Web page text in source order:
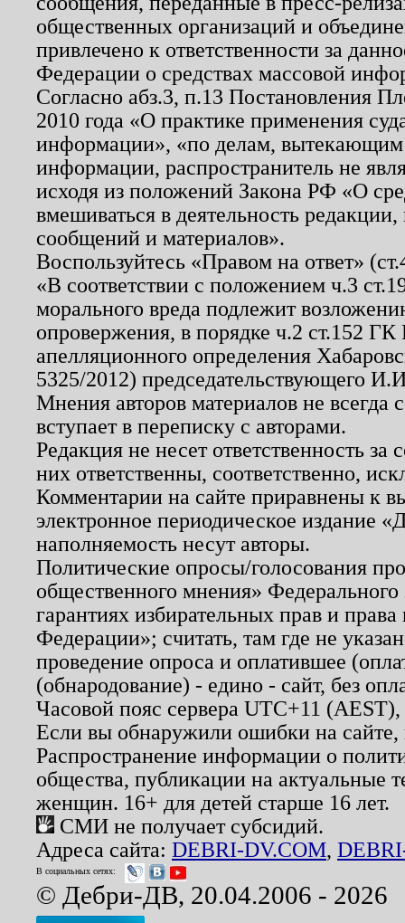
общественных организаций и
привлечено к ответственности за
Федерации о средствах массовой
Согласно абз.3, п.13 Постановления
2010 года «О практике применения
информации», «по делам, вытекающим
информации, распространитель не
исходя из положений Закона РФ «О
вмешиваться в деятельность
сообщений и материалов».
Воспользуйтесь «Правом на ответ»
«В соответствии с положением ч.3
морального вреда подлежит
опровержения, в порядке ч.2 ст.152
апелляционного определения
5325/2012) председательствующего
Мнения авторов материалов не
вступает в переписку с авторами.
Редакция не несет ответственность
них ответственны, соответственно,
Комментарии на сайте приравнены к
электронное периодическое издание
наполняемость несут авторы.
Политические опросы/голосования
общественного мнения»
гарантиях избирательных прав и
Федерации»; считать, там где не
проведение опроса и оплатившее
(обнародование) - едино - сайт, без
Часовой пояс сервера UTC+11
Если вы обнаружили ошибки на
Распространение информации о
общества, публикации на актуальные
женщин. 16+ для детей старше 16 лет.
СМИ не получает субсидий.
Адреса сайта: DEBRI-DV.COM,
В социальных сетях:
© Дебри-ДВ, 20.04.2006 - 2026